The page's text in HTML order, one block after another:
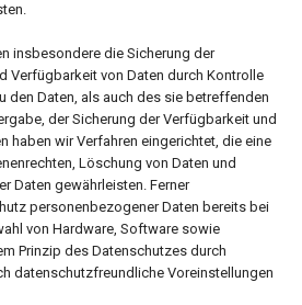
insbesondere die Sicherung der
Verfügbarkeit von Daten durch Kontrolle
den Daten, als auch des sie betreffenden
der Sicherung der Verfügbarkeit und
haben wir Verfahren eingerichtet, die eine
Löschung von Daten und
Daten gewährleisten. Ferner
personenbezogener Daten bereits bei
von Hardware, Software sowie
Prinzip des Datenschutzes durch
datenschutzfreundliche Voreinstellungen